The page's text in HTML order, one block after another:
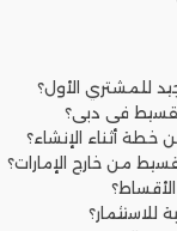
للمشتري الأول؟
في دبي؟
أثناء الإنشاء؟
من خارج الإمارات؟